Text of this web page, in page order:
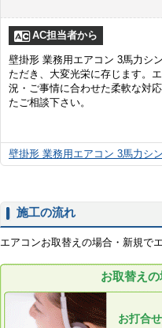
AC担当者から
壁掛形 業務用エアコン 3馬力シ
ただき、大変光栄に存じます。
況・ご事情に合わせた柔軟な対
たご相談下さい。
壁掛形 業務用エアコン 3馬力シ
施工の流れ
エアコンお取替えの場合・新規で
お取替え
お打合せ